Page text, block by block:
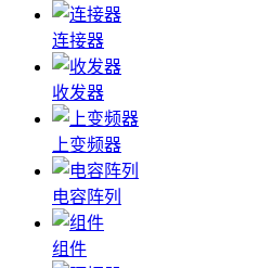
连接器
收发器
上变频器
电容阵列
组件